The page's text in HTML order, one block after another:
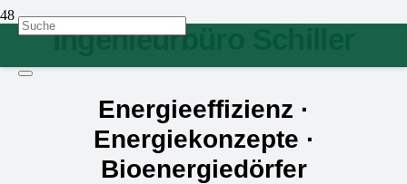
Ingenieurbüro Schiller
Energieeffizienz ·
Energiekonzepte ·
Bioenergiedörfer